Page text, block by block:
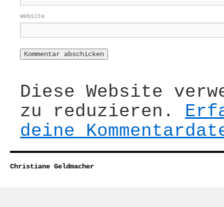
Website
Diese Website
zu reduzieren.
deine
Christiane Geldmacher